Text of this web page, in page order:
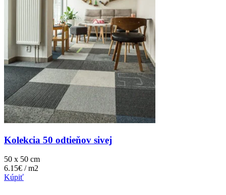
Kolekcia 50 odtieňov sivej
50 x 50 cm
6.15€ / m2
Kúpiť